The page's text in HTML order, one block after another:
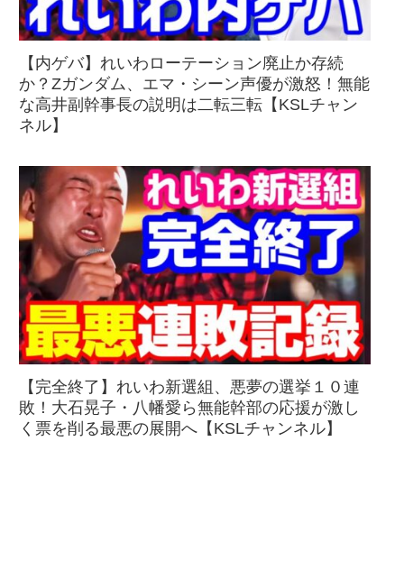
【内ゲバ】れいわローテーション廃止か存続
か？Zガンダム、エマ・シーン声優が激怒！無能
な高井副幹事長の説明は二転三転【KSLチャン
ネル】
【完全終了】れいわ新選組、悪夢の選挙１０連
敗！大石晃子・八幡愛ら無能幹部の応援が激し
く票を削る最悪の展開へ【KSLチャンネル】